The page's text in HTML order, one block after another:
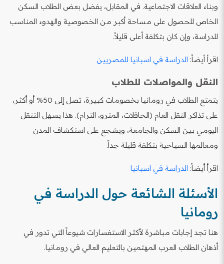
وبناء العلاقات الاجتماعية. في المقابل، يفضل بعض الطلاب السكن
الخاص للحصول على مساحة أكبر من الخصوصية والهدوء المناسب
للدراسة، وإن كان بتكلفة أعلى قليلاً.
اقرأ أيضاً: الدراسة في اسبانيا للمصريين
النقل والمواصلات للطلاب
يتمتع الطلاب في رومانيا بخصومات كبيرة، تصل إلى 50% أو أكثر،
على تذاكر النقل العام (الحافلات، المترو، الترام). هذا يسهل التنقل
اليومي بين السكن والجامعة، ويشجع على استكشاف المدن
ومعالمها السياحية بتكلفة قليلة جداً.
اقرأ أيضاً: الدراسة في اسبانيا
الأسئلة الشائعة حول الدراسة في
رومانيا
هنا تجد إجابات مباشرة لأكثر الاستفسارات شيوعاً التي تدور في
أذهان الطلاب العرب المهتمين بالتعليم العالي في رومانيا.